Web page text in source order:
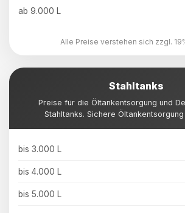
ab 9.000 L
Alle Preise verstehen sich zzgl.
Stahltanks
Preise für die Öltankentsorgung und
Stahltanks. Sichere
bis 3.000 L
bis 4.000 L
bis 5.000 L